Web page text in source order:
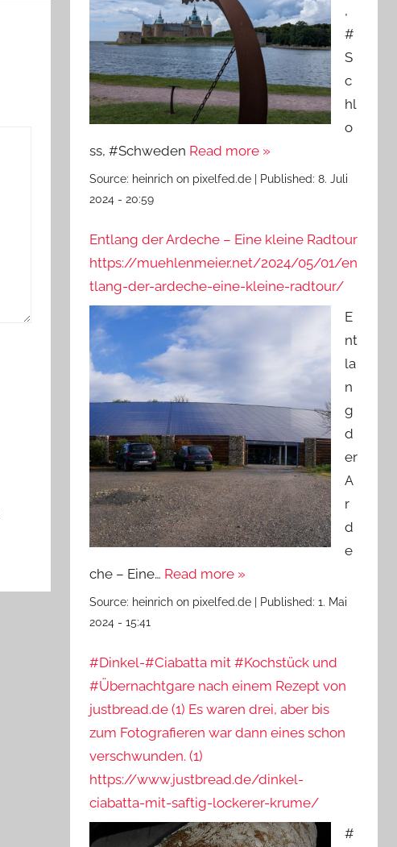
,
#
S
c
hl
o
ss, #Schweden Read more »
Source: heinrich on pixelfed.de | Published:8. Juli
2024 - 20:59
Entlang der Ardeche – Eine kleine Radtour
https://muehlenmeier.net/2024/05/01/en
tlang-der-ardeche-eine-kleine-radtour/
E
nt
la
n
g
d
er
A
r
d
e
che – Eine… Read more »
Source: heinrich on pixelfed.de | Published:1. Mai
2024 - 15:41
#Dinkel-#Ciabatta mit #Kochstück und
#Übernachtgare nach einem Rezept von
justbread.de (1) Es waren drei, aber bis
zum Fotografieren war dann eines schon
verschwunden. (1)
https://www.justbread.de/dinkel-
ciabatta-mit-saftig-lockerer-krume/
#